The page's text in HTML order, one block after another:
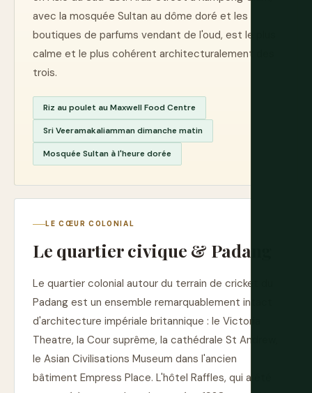
avec la mosquée Sultan au dôme doré et les
boutiques de parfums vendant de l'oud, est le plus
calme et le plus cohérent architecturalement des
trois.
Riz au poulet au Maxwell Food Centre
Sri Veeramakaliamman dimanche matin
Mosquée Sultan à l'heure dorée
LE CŒUR COLONIAL
Le quartier civique & Padang
Le quartier colonial autour du terrain de cricket du
Padang est un ensemble remarquablement intact
d'architecture impériale britannique : le Victoria
Theatre, la Cour suprême, la cathédrale St Andrew,
le Asian Civilisations Museum dans l'ancien
bâtiment Empress Place. L'hôtel Raffles, qui a été